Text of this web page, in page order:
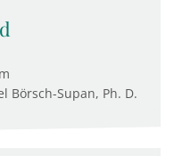
Börsch-Supan, Ph. D.